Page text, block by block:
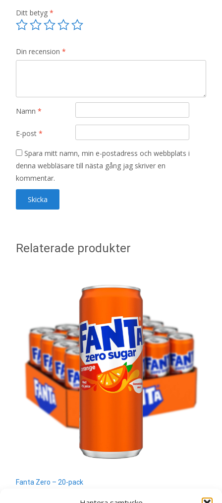
Ditt betyg *
Din recension *
Namn *
E-post *
Spara mitt namn, min e-postadress och webbplats i
denna webbläsare till nästa gång jag skriver en
kommentar.
Relaterade produkter
Fanta Zero – 20-pack